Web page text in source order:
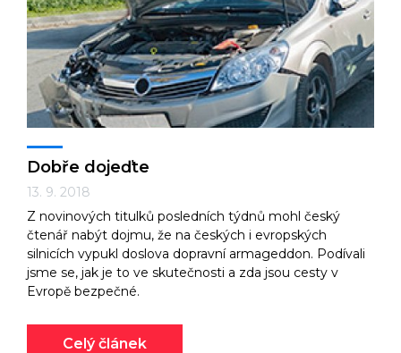
Dobře dojeďte
13. 9. 2018
Z novinových titulků posledních týdnů mohl český
čtenář nabýt dojmu, že na českých i evropských
silnicích vypukl doslova dopravní armageddon. Podívali
jsme se, jak je to ve skutečnosti a zda jsou cesty v
Evropě bezpečné.
Celý článek